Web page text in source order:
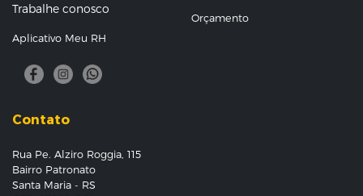
Trabalhe conosco
Aplicativo Meu RH
Orçamento
Contato
Rua Pe. Alziro Roggia, 115
Bairro Patronato
Santa Maria - RS